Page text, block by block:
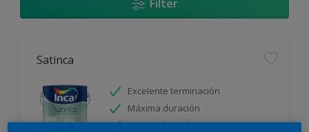
Filter
Satinca
Excelente terminación
Máxima duración
Protección prolongada